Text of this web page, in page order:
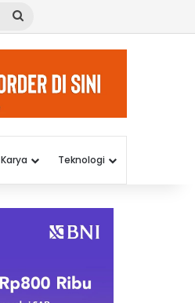
Cari
Guys?
Karya Teknologi